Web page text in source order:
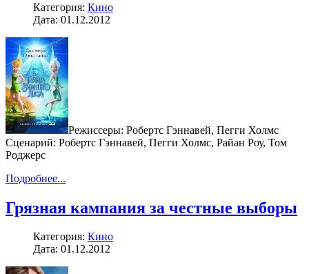
Категория: Кино
Дата: 01.12.2012
Режиссеры: Робертс Гэннавей, Пегги Холмс
Сценарий: Робертс Гэннавей, Пегги Холмс, Райан Роу, Том
Роджерс
Подробнее...
Грязная кампания за честные выборы
Категория: Кино
Дата: 01.12.2012